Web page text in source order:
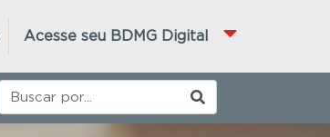
Acesse seu BDMG Digital